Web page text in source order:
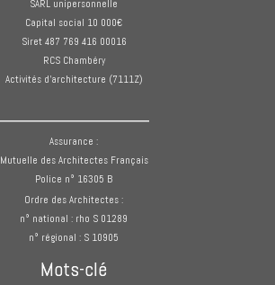
SARL unipersonnelle
Capital social 10 000€
Siret 487 769 416 00016
RCS Chambéry
Activités d'architecture (7111Z)
Assurance :
Mutuelle des Architectes Français
Police n° 16305 B
Ordre des Architectes :
n° national : rho S 01289
n° régional : S 10905
Mots-clé